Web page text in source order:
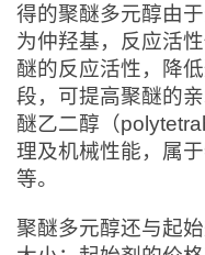
得的聚醚多元醇由
为仲羟基，反应活
醚的反应活性，降
段，可提高聚醚的
醚乙二醇（
理及机械性能，属
等。
聚醚多元醇还与起